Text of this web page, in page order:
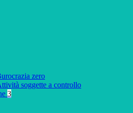
zero
soggette a controllo
3